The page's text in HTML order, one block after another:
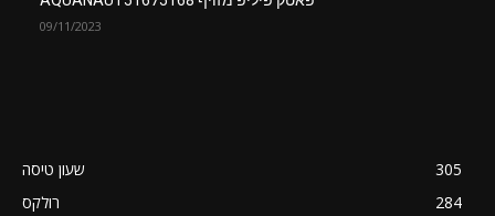
09/11/2023
שעון טיסה
305
רולקס
284